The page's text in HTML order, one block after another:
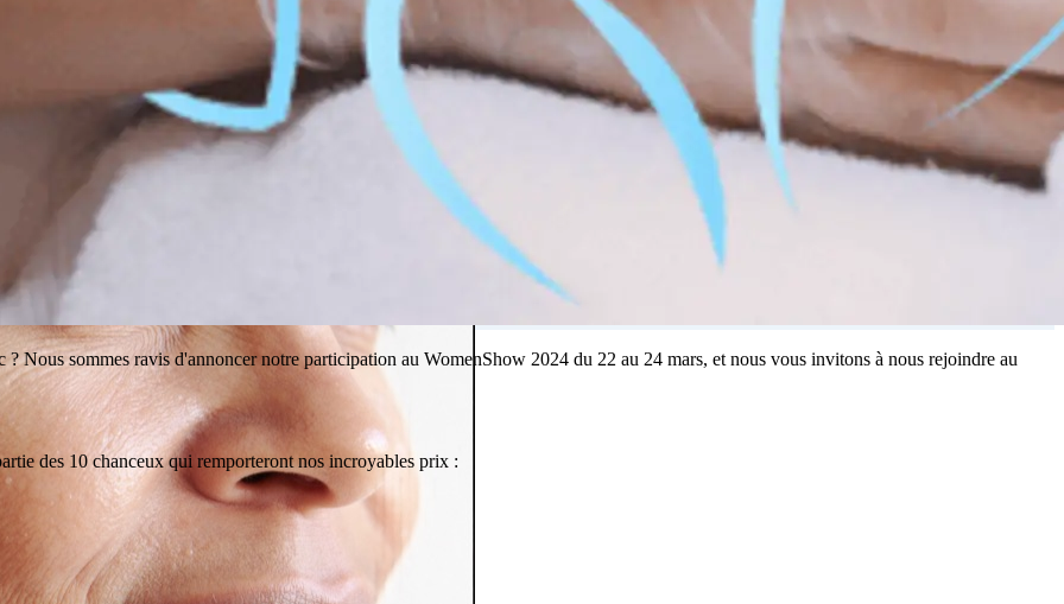
Perte de graisse et contournage corporel
Ideal Body
Nous sommes ravis d'annoncer notre participation au WomenShow 2024 du 22 au 24 mars, et nous vous invitons à nous rejoindre au
des 10 chanceux qui remporteront nos incroyables prix :